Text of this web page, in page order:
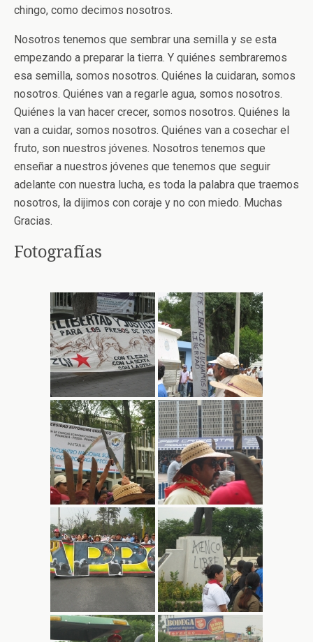
chingo, como decimos nosotros.
Nosotros tenemos que sembrar una semilla y se esta
empezando a preparar la tierra. Y quiénes sembraremos
esa semilla, somos nosotros. Quiénes la cuidaran, somos
nosotros. Quiénes van a regarle agua, somos nosotros.
Quiénes la van hacer crecer, somos nosotros. Quiénes la
van a cuidar, somos nosotros. Quiénes van a cosechar el
fruto, son nuestros jóvenes. Nosotros tenemos que
enseñar a nuestros jóvenes que tenemos que seguir
adelante con nuestra lucha, es toda la palabra que traemos
nosotros, la dijimos con coraje y no con miedo. Muchas
Gracias.
Fotografías